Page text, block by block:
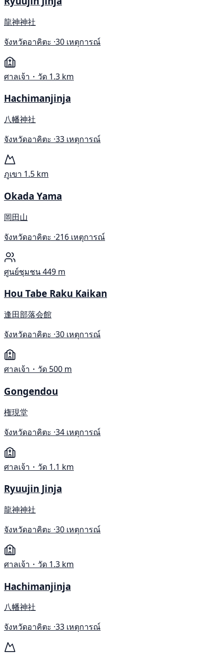
龍神神社
จังหวัดอาคิตะ ·30 เหตุการณ์
ศาลเจ้า・วัด 1.3 km
Hachimanjinja
八幡神社
จังหวัดอาคิตะ ·33 เหตุการณ์
ภูเขา 1.5 km
Okada Yama
岡田山
จังหวัดอาคิตะ ·216 เหตุการณ์
ศูนย์ชุมชน449 m
Hou Tabe Raku Kaikan
逢田部落会館
จังหวัดอาคิตะ ·30 เหตุการณ์
ศาลเจ้า・วัด 500 m
Gongendou
権現堂
จังหวัดอาคิตะ ·34 เหตุการณ์
ศาลเจ้า・วัด 1.1 km
Ryuujin Jinja
龍神神社
จังหวัดอาคิตะ ·30 เหตุการณ์
ศาลเจ้า・วัด 1.3 km
Hachimanjinja
八幡神社
จังหวัดอาคิตะ ·33 เหตุการณ์